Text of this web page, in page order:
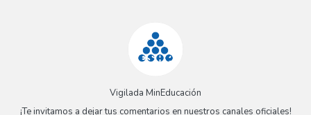
Vigilada MinEducación
¡Te invitamos a dejar tus comentarios en nuestros canales oficiales!